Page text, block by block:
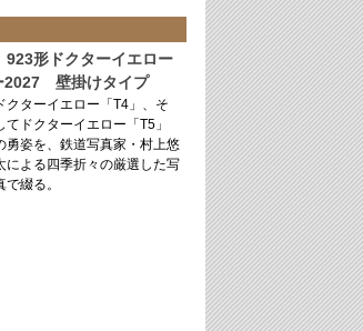
形ドクターイエロー
2027 壁掛けタイプ
クターイエロー「T4」、そ
てドクターイエロー「T5」
勇姿を、鉄道写真家・村上悠
による四季折々の厳選した写
で綴る。